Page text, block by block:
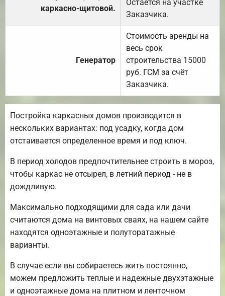
каркасно-щитовой.
Остаётся на участке
Заказчика.
Генератор
Стоимость аренды на
весь срок
строительства 15000
руб. ГСМ за счёт
Заказчика.
Постройка каркасных домов производится в
нескольких вариантах: под усадку, когда дом
отстаивается определенное время и под ключ.
В период холодов предпочтительнее строить в мороз,
чтобы каркас не отсырел, в летний период - не в
дождливую.
Максимально подходящими для сада или дачи
считаются дома на винтовых сваях, на нашем сайте
находятся одноэтажные и полуторатажные
варианты.
В случае если вы собираетесь жить постоянно,
можем предложить теплые и надежные двухэтажные
и одноэтажные дома на плитном и ленточном